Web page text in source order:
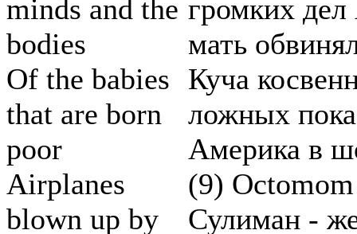
minds and the
bodies
Of the babies
that are born
poor
Airplanes
blown up by
громких
мать
Куча
ложных
Америка в
(9) Octomom
Сулиман -